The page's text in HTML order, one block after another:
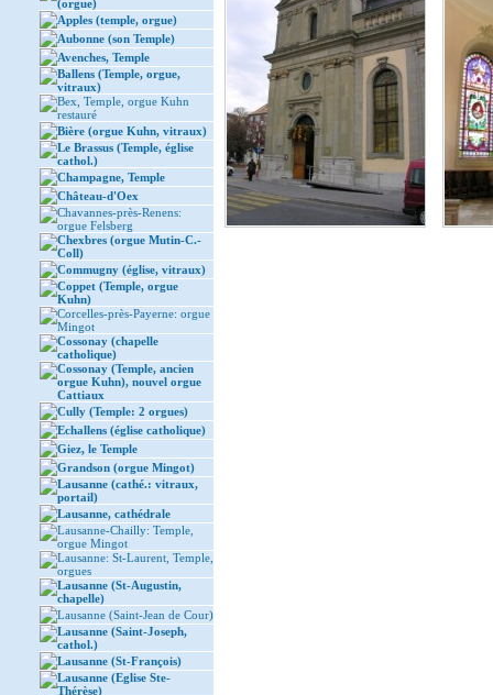
(orgue)
Apples (temple, orgue)
Aubonne (son Temple)
Avenches, Temple
Ballens (Temple, orgue,
vitraux)
Bex, Temple, orgue Kuhn
restauré
Bière (orgue Kuhn, vitraux)
Le Brassus (Temple, église
cathol.)
Champagne, Temple
Château-d'Oex
Chavannes-près-Renens:
orgue Felsberg
Chexbres (orgue Mutin-C.-
Coll)
Commugny (église, vitraux)
Coppet (Temple, orgue
Kuhn)
Corcelles-près-Payerne: orgue
Mingot
Cossonay (chapelle
catholique)
Cossonay (Temple, ancien
orgue Kuhn), nouvel orgue
Cattiaux
Cully (Temple: 2 orgues)
Echallens (église catholique)
Giez, le Temple
Grandson (orgue Mingot)
Lausanne (cathé.: vitraux,
portail)
Lausanne, cathédrale
Lausanne-Chailly: Temple,
orgue Mingot
Lausanne: St-Laurent, Temple,
orgues
Lausanne (St-Augustin,
chapelle)
Lausanne (Saint-Jean de Cour)
Lausanne (Saint-Joseph,
cathol.)
Lausanne (St-François)
Lausanne (Eglise Ste-
Thérèse)